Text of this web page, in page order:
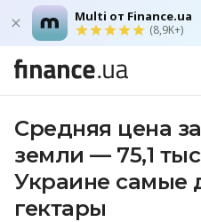
Multi от Finance.ua
(8,9K+)
Средняя цена
земли — 75,1
Украине самые
гектары